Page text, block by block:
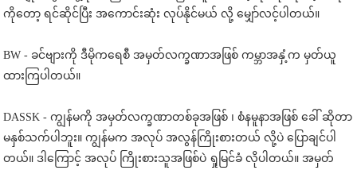
ကိုတော့ ရင်ဆိုင်ပြီး အကောင်းဆုံး လုပ်နိုင်မယ် လို့ မျှော်လင့်ပါတယ်။
BW - ခင်ဗျားကို ဒီမိုကရေစီ အမှတ်လက္ခဏာအဖြစ် ကမ္ဘာအနှံ့က မှတ်ယူ
ထားကြပါတယ်။
DASSK - ကျွန်မကို အမှတ်လက္ခဏာတစ်ခုအဖြစ် ၊ စံနမူနာအဖြစ် ခေါ် ဆိုတာ
မနှစ်သက်ပါဘူး။ ကျွန်မက အလုပ် အလွန်ကြိုးစားတယ် လို့ပဲ ပြောချင်ပါ
တယ်။ ဒါကြောင့် အလုပ် ကြိုးစားသူအဖြစ်ပဲ ရှုမြင်ခံ လိုပါတယ်။ အမှတ်